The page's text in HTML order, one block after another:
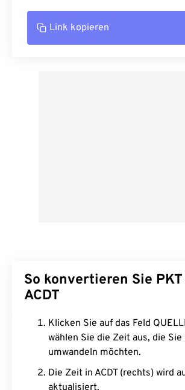
Link kopieren
So konvertieren Sie
ACDT
Klicken Sie auf das Feld
wählen Sie die Zeit aus, die Sie
umwandeln möchten.
Die Zeit in ACDT (rechts) wird
aktualisiert.